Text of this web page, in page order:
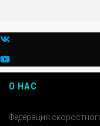
О НАС
Федерация